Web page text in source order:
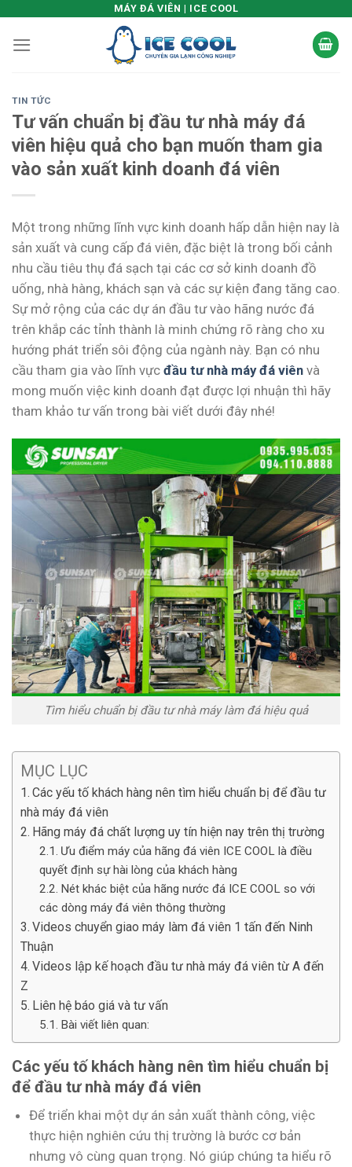
content
MÁY ĐÁ VIÊN | ICE COOL
TIN TỨC
Tư vấn chuẩn bị đầu tư nhà máy đá
viên hiệu quả cho bạn muốn tham gia
vào sản xuất kinh doanh đá viên
Một trong những lĩnh vực kinh doanh hấp dẫn hiện nay là
sản xuất và cung cấp đá viên, đặc biệt là trong bối cảnh
nhu cầu tiêu thụ đá sạch tại các cơ sở kinh doanh đồ
uống, nhà hàng, khách sạn và các sự kiện đang tăng cao.
Sự mở rộng của các dự án đầu tư vào hãng nước đá
trên khắp các tỉnh thành là minh chứng rõ ràng cho xu
hướng phát triển sôi động của ngành này. Bạn có nhu
cầu tham gia vào lĩnh vực đầu tư nhà máy đá viên và
mong muốn việc kinh doanh đạt được lợi nhuận thì hãy
tham khảo tư vấn trong bài viết dưới đây nhé!
Tìm hiểu chuẩn bị đầu tư nhà máy làm đá hiệu quả
MỤC LỤC
Các yếu tố khách hàng nên tìm hiểu chuẩn bị để đầu tư
nhà máy đá viên
Hãng máy đá chất lượng uy tín hiện nay trên thị trường
Ưu điểm máy của hãng đá viên ICE COOL là điều
quyết định sự hài lòng của khách hàng
Nét khác biệt của hãng nước đá ICE COOL so với
các dòng máy đá viên thông thường
Videos chuyển giao máy làm đá viên 1 tấn đến Ninh
Thuận
Videos lập kế hoạch đầu tư nhà máy đá viên từ A đến
Z
Liên hệ báo giá và tư vấn
Bài viết liên quan:
Các yếu tố khách hàng nên tìm hiểu chuẩn bị
để đầu tư nhà máy đá viên
Để triển khai một dự án sản xuất thành công, việc
thực hiện nghiên cứu thị trường là bước cơ bản
nhưng vô cùng quan trọng. Nó giúp chúng ta hiểu rõ